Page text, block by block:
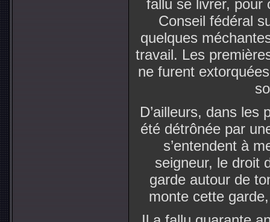
fallu se livrer, pour
Conseil fédéral
quelques
travail. Les
ne furent
D’ailleurs, dans les
été détrônée par
s’entendent à
seigneur, le droit
garde autour de
monte cette